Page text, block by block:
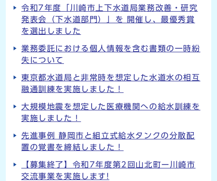
令和7年度「川崎市上下水道局業務改善・研究
発表会（下水道部門）」を 開催し、最優秀賞
を選出しました
業務委託における個人情報を含む書類の一時紛
失について
東京都水道局と非常時を想定した水道水の相互
融通訓練を実施しました！
大規模地震を想定した医療機関への給水訓練を
実施しました！
先進事例 静岡市と組立式給水タンクの分散配
置の覚書を締結しました！
【募集終了】令和7年度第2回山北町ー川崎市
交流事業を実施します!